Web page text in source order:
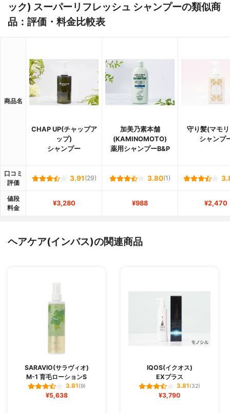
ック) スーパーリフレッシュ シャンプーの類似商
品：評価・料金比較表
商品名
CHAP UP(チャップア
ップ)
シャンプー
加美乃素本舗
(KAMINOMOTO)
薬用シャンプーB&P
守り髪(マモ
シャンプ
口コミ
評価
3.91 (29) 3.80(1)
値段
料金
¥3,280 ¥988 ¥2,470
ヘアケア(インバス)の関連商品
SARAVIO(サラヴィオ)
M-1 育毛ローションS
3.81(9)
¥5,638
IQOS(イクオス)
EXプラス
3.81(32)
¥3,790